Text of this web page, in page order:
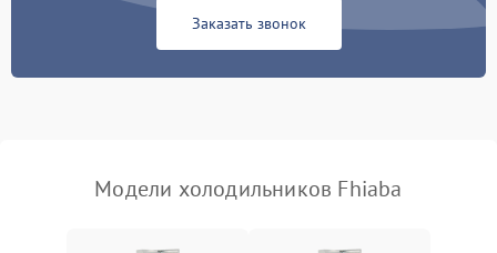
Сбой в работе инвертора
работе
2000 ₽ Подробнее →
Заказать звонок
Модели холодильников Fhiaba